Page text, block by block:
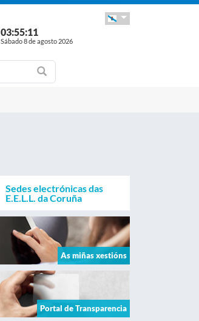
03:55:12
Sábado 8 de agosto 2026
Sedes electrónicas das
E.E.L.L. da Coruña
As miñas xestións
Portal de Transparencia